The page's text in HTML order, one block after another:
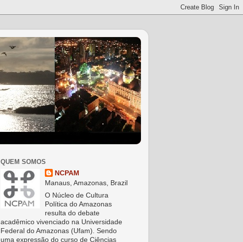
QUEM SOMOS
NCPAM
Manaus, Amazonas, Brazil
O Núcleo de Cultura
Política do Amazonas
resulta do debate
acadêmico vivenciado na Universidade
Federal do Amazonas (Ufam). Sendo
uma expressão do curso de Ciências